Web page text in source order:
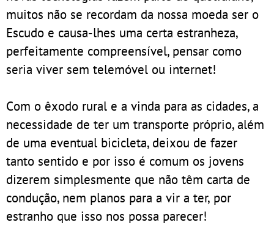
muitos não se recordam da nossa moeda ser o
Escudo e causa-lhes uma certa estranheza,
perfeitamente compreensível, pensar como
seria viver sem telemóvel ou internet!
Com o êxodo rural e a vinda para as cidades, a
necessidade de ter um transporte próprio, além
de uma eventual bicicleta, deixou de fazer
tanto sentido e por isso é comum os jovens
dizerem simplesmente que não têm carta de
condução, nem planos para a vir a ter, por
estranho que isso nos possa parecer!